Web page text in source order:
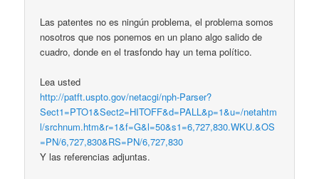
Las patentes no es ningún problema, el problema somos
nosotros que nos ponemos en un plano algo salido de
cuadro, donde en el trasfondo hay un tema político.
Lea usted
http://patft.uspto.gov/netacgi/nph-Parser?
Sect1=PTO1&Sect2=HITOFF&d=PALL&p=1&u=/netahtm
l/srchnum.htm&r=1&f=G&l=50&s1=6,727,830.WKU.&OS
=PN/6,727,830&RS=PN/6,727,830
Y las referencias adjuntas.